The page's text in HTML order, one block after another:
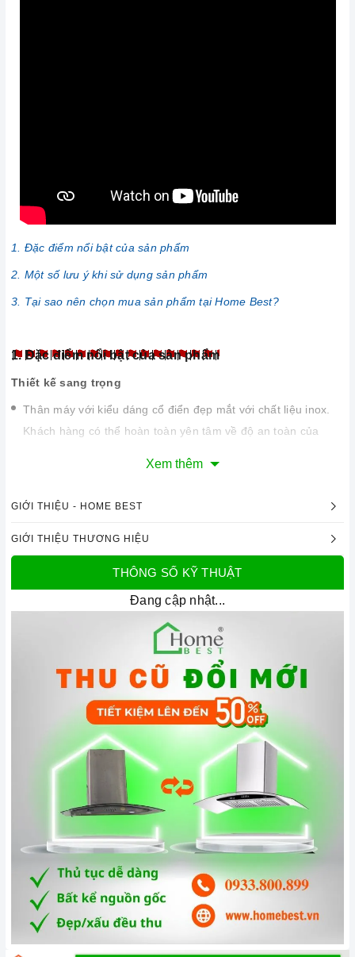
1. Đặc điểm nổi bật của sản phẩm
2. Một số lưu ý khi sử dụng sản phẩm
3. Tại sao nên chọn mua sản phẩm tại Home Best?
1. Đặc điểm nổi bật của sản phẩm
Thiết kế sang trọng
Thân máy với kiểu dáng cổ điển đẹp mắt với chất liệu inox.
Khách hàng có thể hoàn toàn yên tâm về độ an toàn của
vì hầu hết các bếp đều có kích thước tương xứng. Máy phù
trọng cho gian bếp của bạn.
Công nghệ hiện đại
Công suất hút khỏe, Turbin đôi
Máy hút mùihoạt động dựa trên nguyên tắc của quạt thông
gió kết hợp với các màng lọc. Máy thường bao gồm các bộ
phận cơ bản như: lớp toa inox bên ngoài, hệ thống dẫn khí,
lưới lọc, quạt hút, đèn chiếu sáng, bảng điều khiển tốc độ
hút.
Xem thêm
GIỚI THIỆU - HOME BEST
GIỚI THIỆU THƯƠNG HIỆU
THÔNG SỐ KỸ THUẬT
Đang cập nhật...